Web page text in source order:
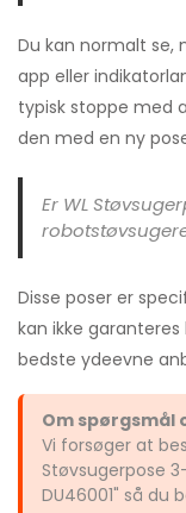
Du kan normalt se,
app eller
typisk stoppe med
den med en ny
Er WL
Disse poser er
kan ikke
bedste ydeevne
Om spørgsmål
Vi forsøger at
Støvsugerpose
DU46001" så du